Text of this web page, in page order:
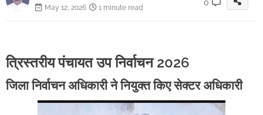
May 12, 2026
1 minute read
0
त्रिस्तरीय पंचायत उप निर्वाचन 2026
जिला निर्वाचन अधिकारी ने नियुक्त किए सेक्टर अधिकारी